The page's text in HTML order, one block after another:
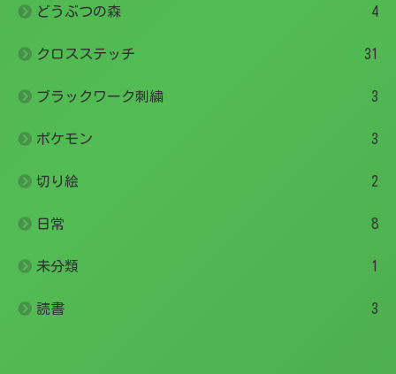
どうぶつの森 4
クロスステッチ 31
ブラックワーク刺繍 3
ポケモン 3
切り絵 2
日常 8
未分類 1
読書 3